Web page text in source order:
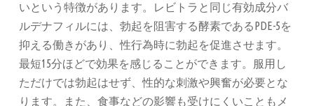
いという特徴があります。レビトラと同じ有効成分バ
ルデナフィルには、勃起を阻害する酵素であるPDE-5を
抑える働きがあり、性行為時に勃起を促進させます。
最短15分ほどで効果を感じることができます。服用し
ただけでは勃起はせず、性的な刺激や興奮が必要とな
ります。また、食事などの影響も受けにくいこともメ